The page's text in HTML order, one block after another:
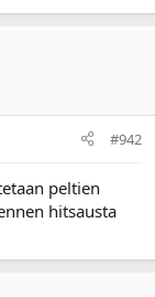
#942
peltien
hitsausta